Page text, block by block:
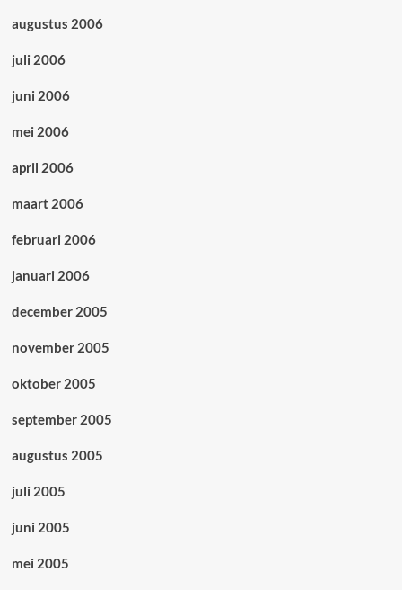
augustus 2006
juli 2006
juni 2006
mei 2006
april 2006
maart 2006
februari 2006
januari 2006
december 2005
november 2005
oktober 2005
september 2005
augustus 2005
juli 2005
juni 2005
mei 2005